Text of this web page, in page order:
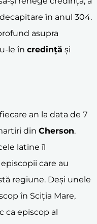
în anul 304.
asupra
le în credință și
an la data de 7
din Cherson.
latine îl
care au
regiune. Deși unele
în Sciția Mare,
ca episcop al